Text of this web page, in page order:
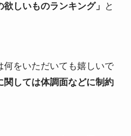
欲しいものランキング」
と
何をいただいても嬉しいで
関しては体調面などに制約